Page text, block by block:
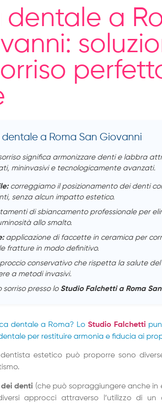
dentale a
dentale a Roma San Giovanni
significa armonizzare denti e labbra
mininvasivi e tecnologicamente avanzati.
correggiamo il posizionamento dei denti
senza alcun impatto estetico.
di sbiancamento professionale per
allo smalto.
applicazione di faccette in ceramica per
fratture in modo definitivo.
conservativo che rispetta la salute
a metodi invasivi.
presso lo Studio Falchetti a Roma
dentale a Roma? Lo Studio Falchetti
per restituire armonia e fiducia ai
estetico può proporre sono
denti (che può sopraggiungere anche in
approcci attraverso l’utilizzo di un